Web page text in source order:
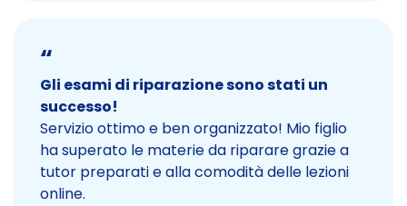
“
Gli esami di riparazione sono stati un
successo!
Servizio ottimo e ben organizzato! Mio figlio
ha superato le materie da riparare grazie a
tutor preparati e alla comodità delle lezioni
online.